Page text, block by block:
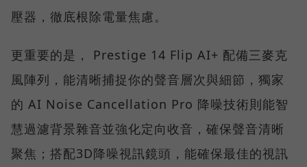
壓器，徹底根除電量焦慮。
更重要的是， Prestige 14 Flip AI+ 配備三麥克
風陣列，能清晰捕捉你的聲音層次與細節，獨家
的 AI Noise Cancellation Pro 降噪技術則能智
慧過濾背景雜音並強化定向收音，確保聲音清晰
聚焦；搭配3D降噪視訊鏡頭，能確保最佳的視訊